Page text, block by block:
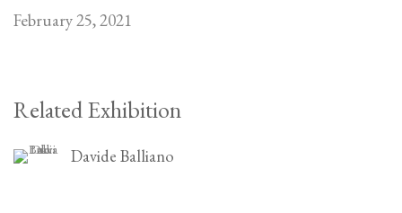
February 25, 2021
Related Exhibition
Davide Balliano